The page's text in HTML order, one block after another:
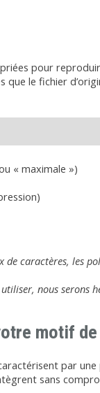
pour
que le fichier
« maximale »)
de caractères, les
nous
motif
par
sans